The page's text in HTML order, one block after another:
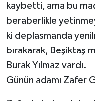
kaybetti, ama bu
beraberlikle
ki deplasmanda
bırakarak, Beşiktaş
Burak Yılmaz vardı.
Günün adamı Zafer
Türkiye
Video Haber
Yaşam